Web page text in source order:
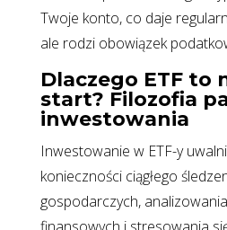
Twoje konto, co daje
ale rodzi obowiązek
Dlaczego ETF to
start? Filozofia
inwestowania
Inwestowanie w ETF-y
konieczności ciągłego
gospodarczych,